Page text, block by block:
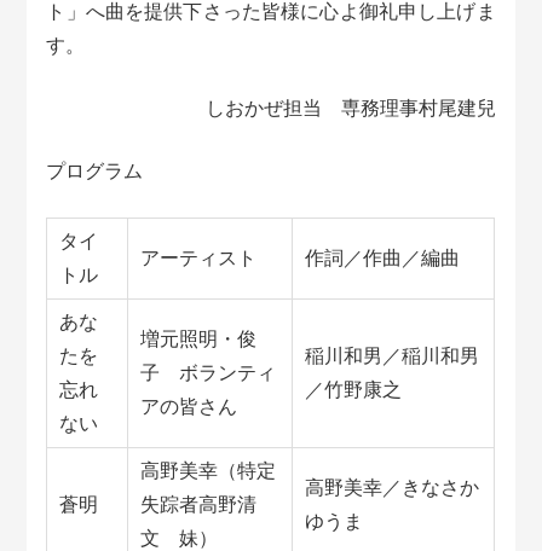
ト」へ曲を提供下さった皆様に心よ御礼申し上げま
す。
しおかぜ担当 専務理事村尾建兒
プログラム
タイ
トル
アーティスト 作詞／作曲／編曲
あな
たを
忘れ
ない
増元照明・俊
子 ボランティ
アの皆さん
稲川和男／稲川和男
／竹野康之
蒼明
高野美幸（特定
失踪者高野清
文 妹）
高野美幸／きなさか
ゆうま